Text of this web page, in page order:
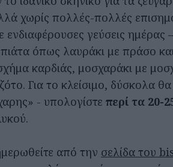
χωρίς πολλές-πολλές
γεύσεις ημέρας
όπως λαυράκι με πράσο
καρδιάς, μοσχαράκι με
Για το κλείσιμο, δύσκολα θα
- υπολογίστε περί τα 20-
από την σελίδα του